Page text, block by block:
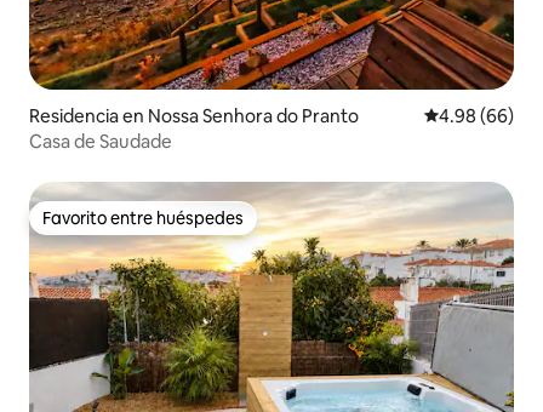
Residencia en Nossa Senhora do Pranto Calificación
4.98 (66)
Casa de Saudade
Favorito entre huéspedes
Favorito entre huéspedes